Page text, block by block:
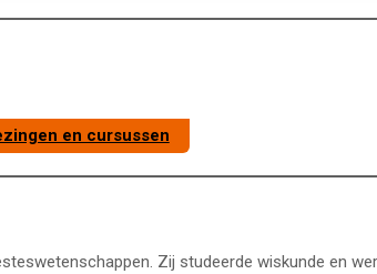
en cursussen
Zij studeerde wiskunde en